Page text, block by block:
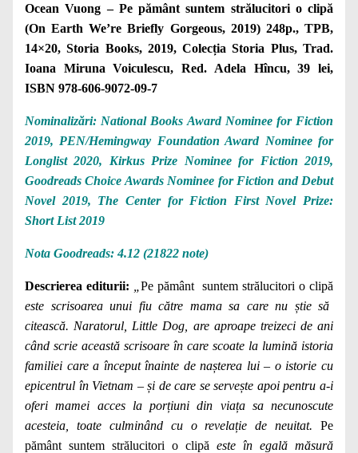
Ocean Vuong – Pe pământ suntem strălucitori o clipă
(On Earth We’re Briefly Gorgeous, 2019) 248p., TPB,
14×20, Storia Books, 2019, Colecția Storia Plus, Trad.
Ioana Miruna Voiculescu, Red. Adela Hîncu, 39 lei,
ISBN 978-606-9072-09-7
Nominalizări: National Books Award Nominee for Fiction
2019, PEN/Hemingway Foundation Award Nominee for
Longlist 2020, Kirkus Prize Nominee for Fiction 2019,
Goodreads Choice Awards Nominee for Fiction and Debut
Novel 2019, The Center for Fiction First Novel Prize:
Short List 2019
Nota Goodreads: 4.12 (21822 note)
Descrierea editurii:
Pe pământ suntem strălucitori o clipă
este scrisoarea unui fiu către mama sa care nu știe să
citească. Naratorul, Little Dog, are aproape treizeci de ani
când scrie această scrisoare în care scoate la lumină istoria
familiei care a început înainte de nașterea lui – o istorie cu
epicentrul în Vietnam – și de care se servește apoi pentru a-i
oferi mamei acces la porțiuni din viața sa necunoscute
acesteia, toate culminând cu o revelație de neuitat. Pe
pământ suntem strălucitori o clipă este în egală măsură